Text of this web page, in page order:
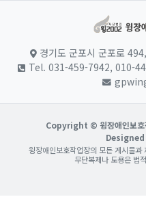
경기도 군포시 군포로
Tel. 031-459-7942, 010-
Copyright © 윙장애인보호
Designed
윙장애인보호작업장의 모든 게시물
무단복제나 도용은 법